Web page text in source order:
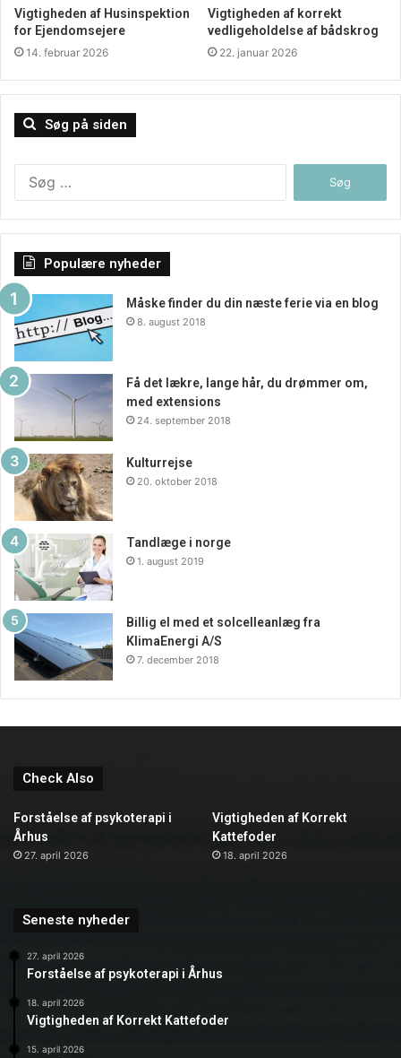
Vigtigheden af Husinspektion
for Ejendomsejere
14. februar 2026
Vigtigheden af korrekt
vedligeholdelse af bådskrog
22. januar 2026
Søg på siden
Populære nyheder
Måske finder du din næste ferie via en blog
8. august 2018
Få det lækre, lange hår, du drømmer om,
med extensions
24. september 2018
Kulturrejse
20. oktober 2018
Tandlæge i norge
1. august 2019
Billig el med et solcelleanlæg fra
KlimaEnergi A/S
7. december 2018
Check Also
Forståelse af psykoterapi i
Århus
27. april 2026
Vigtigheden af Korrekt
Kattefoder
18. april 2026
Seneste nyheder
27. april 2026
Forståelse af psykoterapi i Århus
18. april 2026
Vigtigheden af Korrekt Kattefoder
15. april 2026